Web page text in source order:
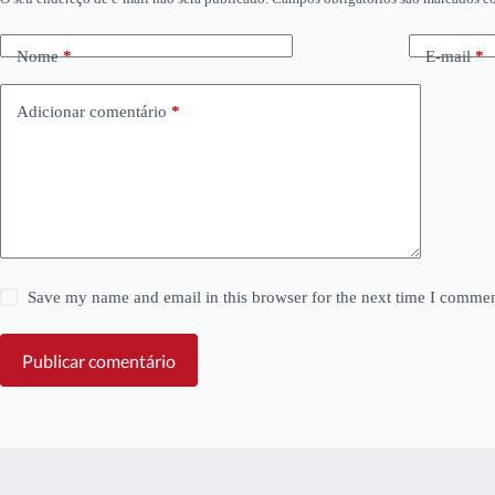
Nome* E-mail*
Adicionar comentário *
Save my name and email in this browser for the next time I
Publicar comentário